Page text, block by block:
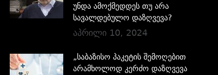
უნდა ამოქმედდეს თუ არა
სავალდებულო დაზღვევა?
აპრილი 10, 2024
„საბაზისო პაკეტის შემოღებით
არამხოლოდ კერძო დაზღვევა